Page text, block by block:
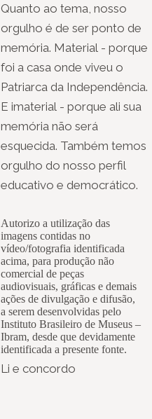
Quanto ao tema, nosso
orgulho é de ser ponto de
memória. Material - porque
foi a casa onde viveu o
Patriarca da Independência.
E imaterial - porque ali sua
memória não será
esquecida. Também temos
orgulho do nosso perfil
educativo e democrático.
Autorizo a utilização das
imagens contidas no
vídeo/fotografia identificada
acima, para produção não
comercial de peças
audiovisuais, gráficas e demais
ações de divulgação e difusão,
a serem desenvolvidas pelo
Instituto Brasileiro de Museus –
Ibram, desde que devidamente
identificada a presente fonte.
Li e concordo